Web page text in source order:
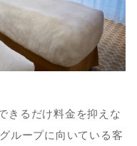
きるだけ料金を抑えな
ループに向いている客